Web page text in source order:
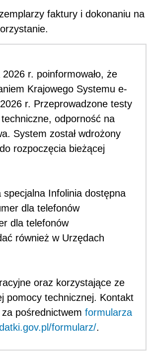
faktury i dokonaniu na
r. poinformowało, że
Krajowego Systemu e-
r. Przeprowadzone testy
odporność na
System został wdrożony
rozpoczęcia bieżącej
Infolinia dostępna
dla telefonów
dla telefonów
również w Urzędach
oraz korzystające ze
pomocy technicznej. Kontakt
pośrednictwem formularza
formularz/.